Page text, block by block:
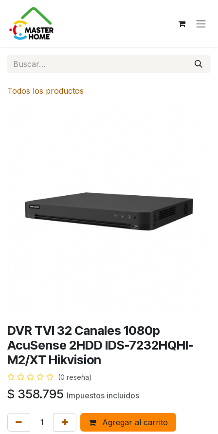
Ir al contenido
Todos los productos
DVR TVI 32 Canales 1080p
AcuSense 2HDD IDS-7232HQHI-
M2/XT Hikvision
(0 reseña)
$ 358.795 Impuestos incluidos
Agregar al carrito